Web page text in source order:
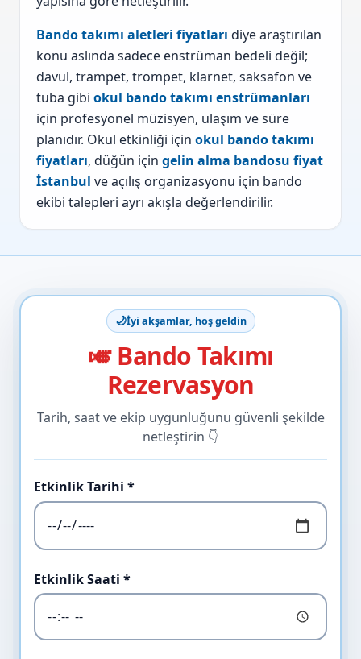
Bando takımı aletleri fiyatları diye araştırılan
konu aslında sadece enstrüman bedeli değil;
davul, trampet, trompet, klarnet, saksafon ve
tuba gibi okul bando takımı enstrümanları
için profesyonel müzisyen, ulaşım ve süre
planıdır. Okul etkinliği için okul bando takımı
fiyatları, düğün için gelin alma bandosu fiyat
İstanbul ve açılış organizasyonu için bando
ekibi talepleri ayrı akışla değerlendirilir.
🌙İyi akşamlar, hoş geldin
🎺 Bando Takımı
Rezervasyon
Tarih, saat ve ekip uygunluğunu güvenli şekilde
netleştirin 👇
Etkinlik Tarihi *
Etkinlik Saati *